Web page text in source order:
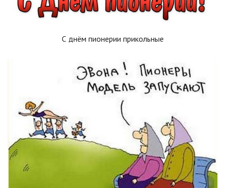
С днём пионерии прикольные